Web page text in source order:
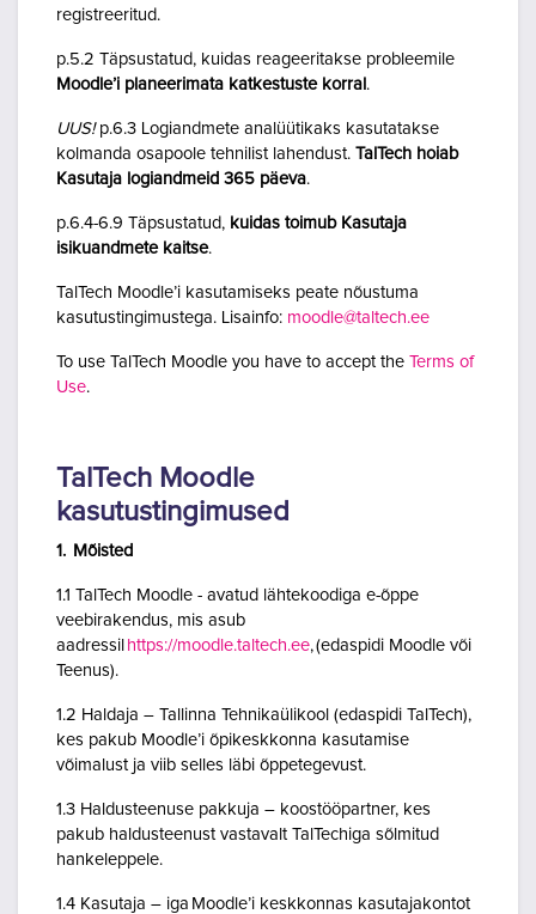
registreeritud.
p.5.2 Täpsustatud, kuidas reageeritakse probleemile
Moodle’i planeerimata katkestuste korral .
UUS!p.6.3 Logiandmete analüütikaks kasutatakse
kolmanda osapoole tehnilist lahendust. TalTech hoiab
Kasutaja logiandmeid 365 päeva.
p.6.4-6.9 Täpsustatud, kuidas toimub Kasutaja
isikuandmete kaitse.
TalTech Moodle’i kasutamiseks peate nõustuma
kasutustingimustega. Lisainfo: moodle@taltech.ee
To use TalTech Moodle you have to accept the Terms of
Use.
TalTech Moodle
kasutustingimused
1. Mõisted
1.1 TalTech Moodle - avatud lähtekoodiga e-õppe
veebirakendus, mis asub
aadressil https://moodle.taltech.ee, (edaspidi Moodle või
Teenus).
1.2 Haldaja – Tallinna Tehnikaülikool (edaspidi TalTech),
kes pakub Moodle’i õpikeskkonna kasutamise
võimalust ja viib selles läbi õppetegevust.
1.3 Haldusteenuse pakkuja – koostööpartner, kes
pakub haldusteenust vastavalt TalTechiga sõlmitud
hankeleppele.
1.4 Kasutaja – iga Moodle’i keskkonnas kasutajakontot